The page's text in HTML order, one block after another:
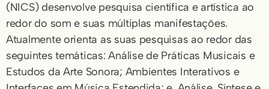
(NICS) desenvolve pesquisa científica e artística ao
redor do som e suas múltiplas manifestações.
Atualmente orienta as suas pesquisas ao redor das
seguintes temáticas: Análise de Práticas Musicais e
Estudos da Arte Sonora; Ambientes Interativos e